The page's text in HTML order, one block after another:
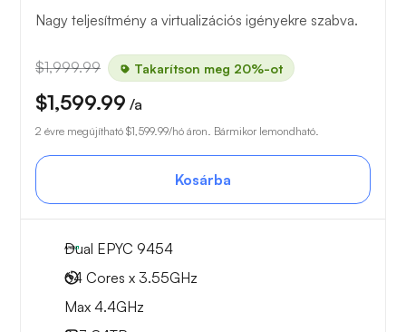
Nagy teljesítmény a virtualizációs igényekre szabva.
$1,999.99 Takarítson meg 20%-ot
$1,599.99 /a
2 évre megújítható $1,599.99/hó áron. Bármikor lemondható.
Kosárba
Dual EPYC 9454
64 Cores x 3.55GHz
Max 4.4GHz